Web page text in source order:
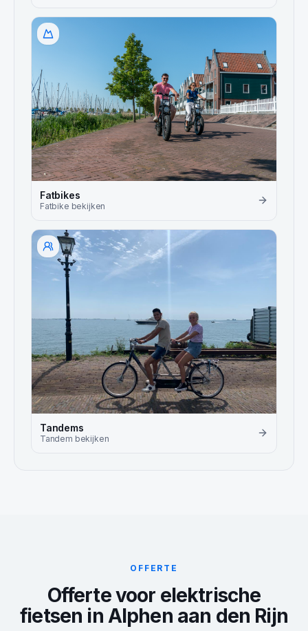
Fatbikes
Fatbike bekijken
Tandems
Tandem bekijken
OFFERTE
Offerte voor elektrische
fietsen in Alphen aan den Rijn